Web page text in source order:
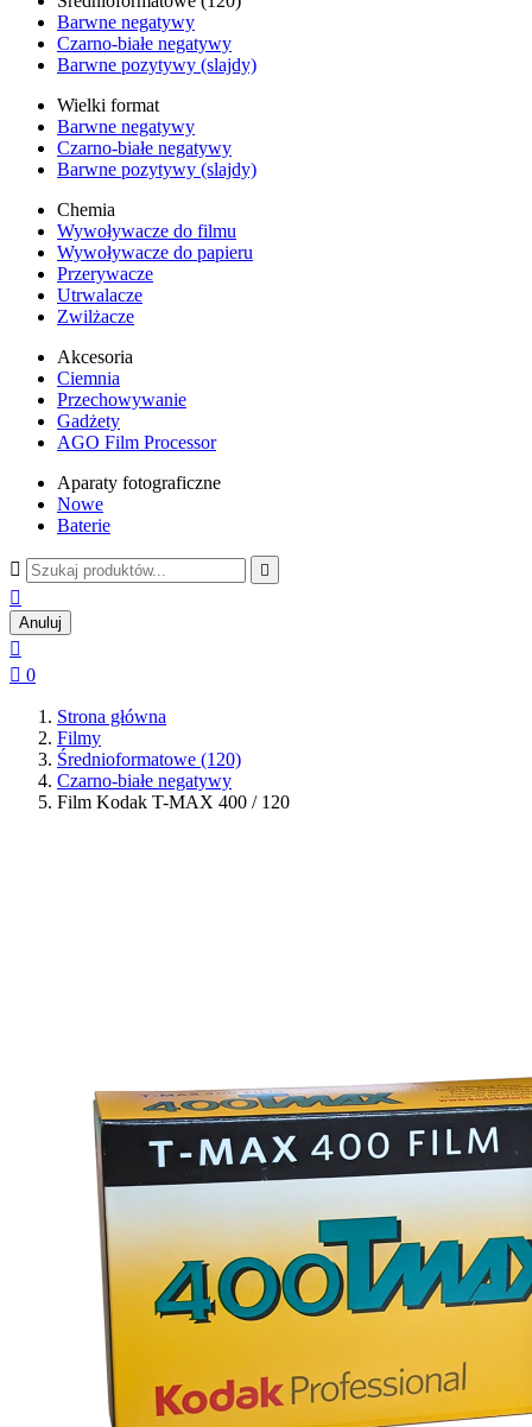
Barwne negatywy
Czarno-białe negatywy
Barwne pozytywy (slajdy)
Wielki format
Barwne negatywy
Czarno-białe negatywy
Barwne pozytywy (slajdy)
Chemia
Wywoływacze do filmu
Wywoływacze do papieru
Przerywacze
Utrwalacze
Zwilżacze
Akcesoria
Ciemnia
Przechowywanie
Gadżety
AGO Film Processor
Aparaty fotograficzne
Nowe
Baterie
 

Anuluj

 0
Strona główna
Filmy
Średnioformatowe (120)
Czarno-białe negatywy
Film Kodak T-MAX 400 / 120